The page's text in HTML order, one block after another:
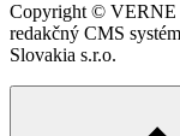
Copyright © VERNE
redakčný CMS
Slovakia s.r.o.